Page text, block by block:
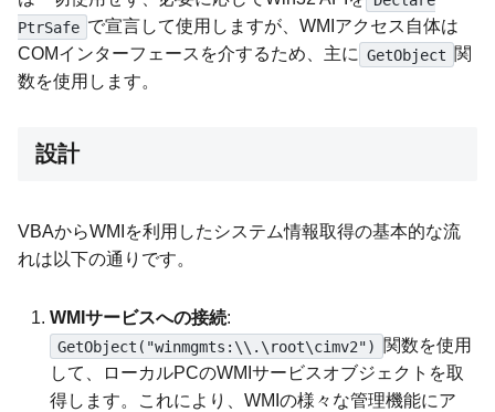
PtrSafe で宣言して使用しますが、WMIアクセス自体は
COMインターフェースを介するため、主に GetObject 関
数を使用します。
設計
VBAからWMIを利用したシステム情報取得の基本的な流
れは以下の通りです。
WMIサービスへの接続:
GetObject("winmgmts:\\.\root\cimv2")
関数を使用
して、ローカルPCのWMIサービスオブジェクトを取
得します。これにより、WMIの様々な管理機能にア